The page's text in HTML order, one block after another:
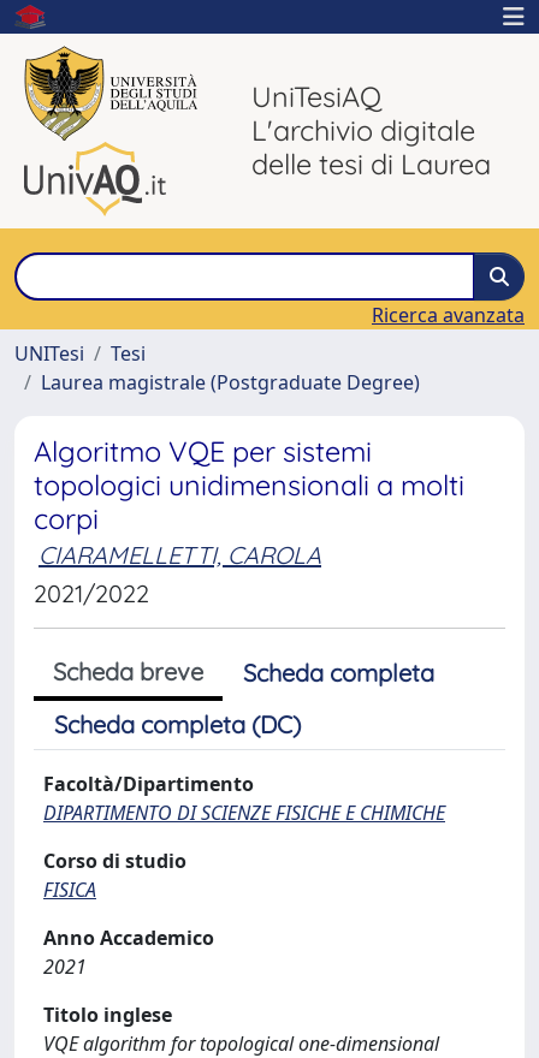
UniTesiAQ
L'archivio digitale
delle tesi di Laurea
Ricerca avanzata
UNITesi
Tesi
Laurea magistrale (Postgraduate Degree)
Algoritmo VQE per sistemi
topologici unidimensionali a molti
corpi
CIARAMELLETTI, CAROLA
2021/2022
Scheda breve
Scheda completa
Scheda completa (DC)
Facoltà/Dipartimento
DIPARTIMENTO DI SCIENZE FISICHE E CHIMICHE
Corso di studio
FISICA
Anno Accademico
2021
Titolo inglese
VQE algorithm for topological one-dimensional